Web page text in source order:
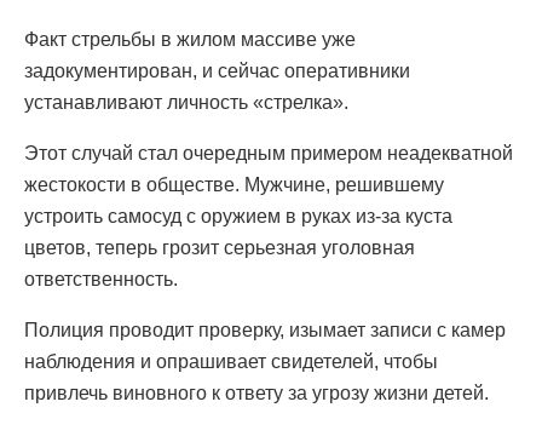
Факт стрельбы в жилом массиве уже
задокументирован, и сейчас оперативники
устанавливают личность «стрелка».
Этот случай стал очередным примером неадекватной
жестокости в обществе. Мужчине, решившему
устроить самосуд с оружием в руках из-за куста
цветов, теперь грозит серьезная уголовная
ответственность.
Полиция проводит проверку, изымает записи с камер
наблюдения и опрашивает свидетелей, чтобы
привлечь виновного к ответу за угрозу жизни детей.